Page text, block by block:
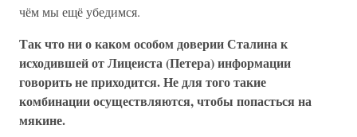
чём мы ещё убедимся.
Так что ни о каком особом доверии Сталина к
исходившей от Лицеиста (Петера) информации
говорить не приходится. Не для того такие
комбинации осуществляются, чтобы попасться на
мякине.